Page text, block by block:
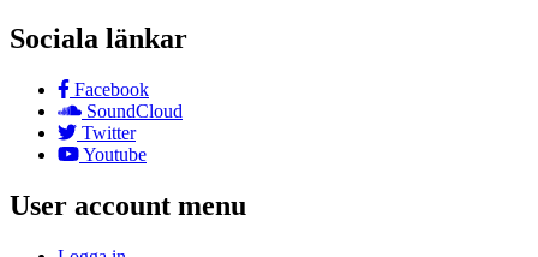
Sociala länkar
Facebook
SoundCloud
Twitter
Youtube
User account menu